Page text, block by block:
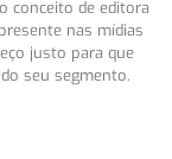
conceito de editora
nas mídias
justo para que
seu segmento.